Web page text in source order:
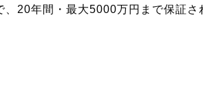
20年間・最大5000万円まで保証さ